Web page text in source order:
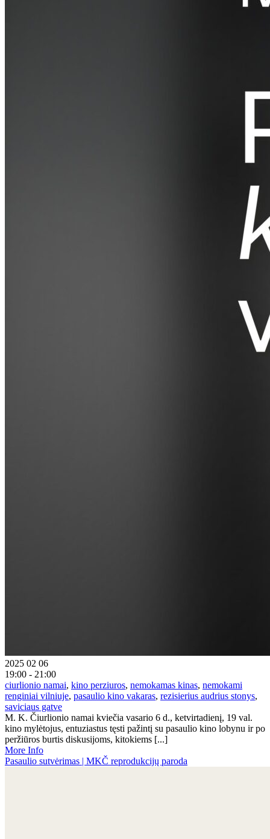
2025 02 06
19:00 - 21:00
ciurlionio namai, kino perziuros, nemokamas kinas, nemokami
renginiai vilniuje, pasaulio kino vakaras, rezisierius audrius stonys,
saviciaus gatve
M. K. Čiurlionio namai kviečia vasario 6 d., ketvirtadienį, 19 val.
kino mylėtojus, entuziastus tęsti pažintį su pasaulio kino lobynu ir po
peržiūros burtis diskusijoms, kitokiems [...]
More Info
Pasaulio sutvėrimas | MKČ reprodukcijų paroda